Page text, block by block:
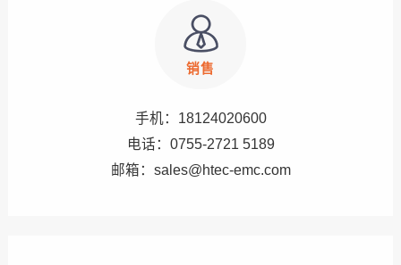
销售
手机： 18124020600
电话：0755-2721 5189
邮箱：sales@htec-emc.com